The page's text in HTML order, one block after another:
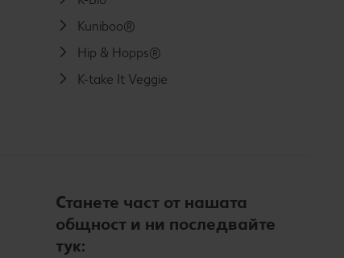
Kuniboo®
Hip & Hopps®
K-take It Veggie
Станете част от нашата
общност и ни последвайте
тук: